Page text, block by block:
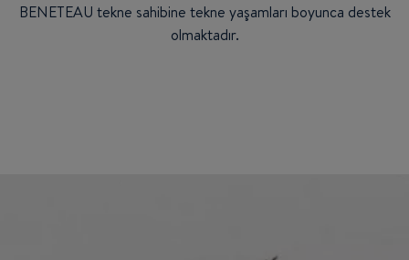
BENETEAU tekne sahibine tekne yaşamları boyunca destek
olmaktadır.